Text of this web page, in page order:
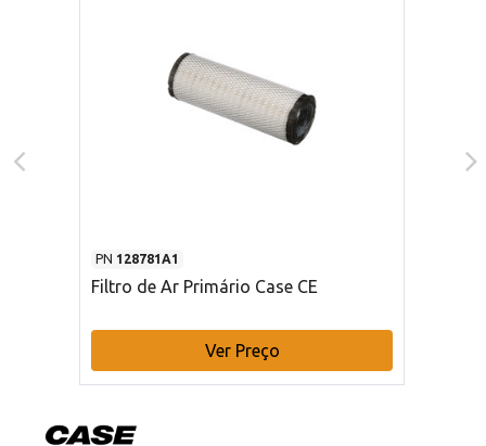
PN 128781A1
Filtro de Ar Primário Case CE
Ver Preço